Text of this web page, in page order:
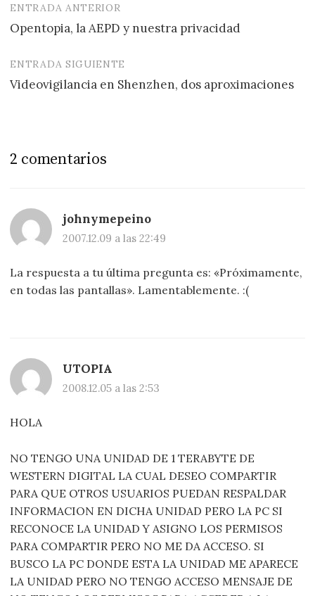
Navegación
de
entradas
ENTRADA ANTERIOR
Opentopia, la AEPD y nuestra privacidad
ENTRADA SIGUIENTE
Videovigilancia en Shenzhen, dos aproximaciones
2 comentarios
johnymepeino
2007.12.09 a las 22:49
La respuesta a tu última pregunta es: «Próximamente,
en todas las pantallas». Lamentablemente. :(
UTOPIA
2008.12.05 a las 2:53
HOLA
NO TENGO UNA UNIDAD DE 1 TERABYTE DE
WESTERN DIGITAL LA CUAL DESEO COMPARTIR
PARA QUE OTROS USUARIOS PUEDAN RESPALDAR
INFORMACION EN DICHA UNIDAD PERO LA PC SI
RECONOCE LA UNIDAD Y ASIGNO LOS PERMISOS
PARA COMPARTIR PERO NO ME DA ACCESO. SI
BUSCO LA PC DONDE ESTA LA UNIDAD ME APARECE
LA UNIDAD PERO NO TENGO ACCESO MENSAJE DE